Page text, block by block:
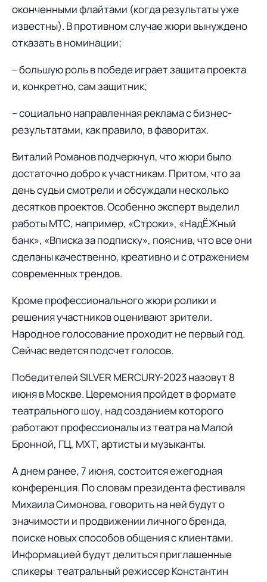
оконченными флайтами (когда результаты уже
известны). В противном случае жюри вынуждено
отказать в номинации;
– большую роль в победе играет защита проекта
и, конкретно, сам защитник;
– социально направленная реклама с бизнес-
результатами, как правило, в фаворитах.
Виталий Романов подчеркнул, что жюри было
достаточно добро к участникам. Притом, что за
день судьи смотрели и обсуждали несколько
десятков проектов. Особенно эксперт выделил
работы МТС, например, «Строки», «НадЁЖный
банк», «Вписка за подписку», пояснив, что все они
сделаны качественно, креативно и с отражением
современных трендов.
Кроме профессионального жюри ролики и
решения участников оценивают зрители.
Народное голосование проходит не первый год.
Сейчас ведется подсчет голосов.
Победителей SILVER MERCURY-2023 назовут 8
июня в Москве. Церемония пройдет в формате
театрального шоу, над созданием которого
работают профессионалы из театра на Малой
Бронной, ГЦ, МХТ, артисты и музыканты.
А днем ранее, 7 июня, состоится ежегодная
конференция. По словам президента фестиваля
Михаила Симонова, говорить на ней будут о
значимости и продвижении личного бренда,
поиске новых способов общения с клиентами.
Информацией будут делиться приглашенные
спикеры: театральный режиссер Константин